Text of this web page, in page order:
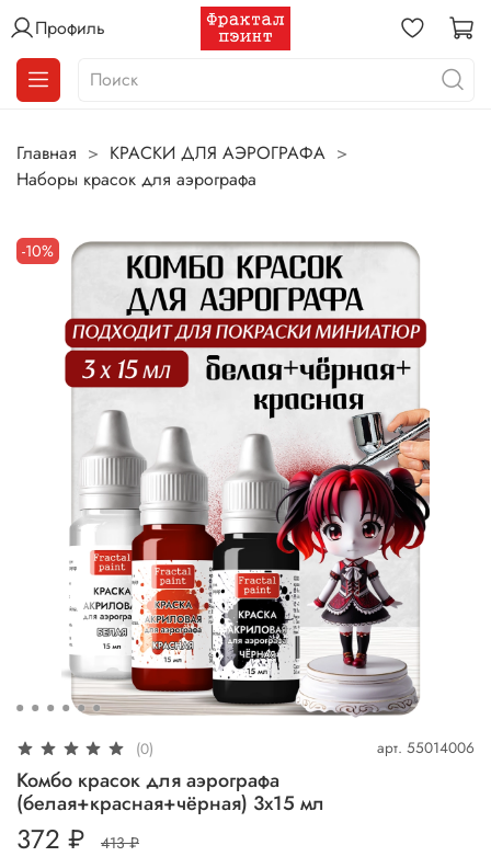
Профиль
Главная
КРАСКИ ДЛЯ АЭРОГРАФА
Наборы красок для аэрографа
-10%
(0) арт. 55014006
Комбо красок для аэрографа
(белая+красная+чёрная) 3х15 мл
372 ₽ 413 ₽